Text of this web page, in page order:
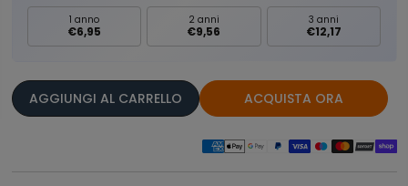
1 anno
€6,95
2 anni
€9,56
3 anni
€12,17
AGGIUNGI AL CARRELLO ACQUISTA ORA